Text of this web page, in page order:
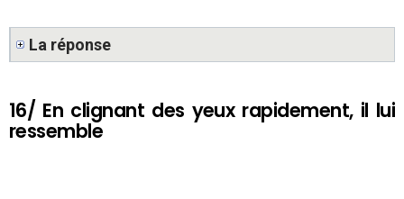
La réponse
16/ En clignant des yeux rapidement, il lui
ressemble